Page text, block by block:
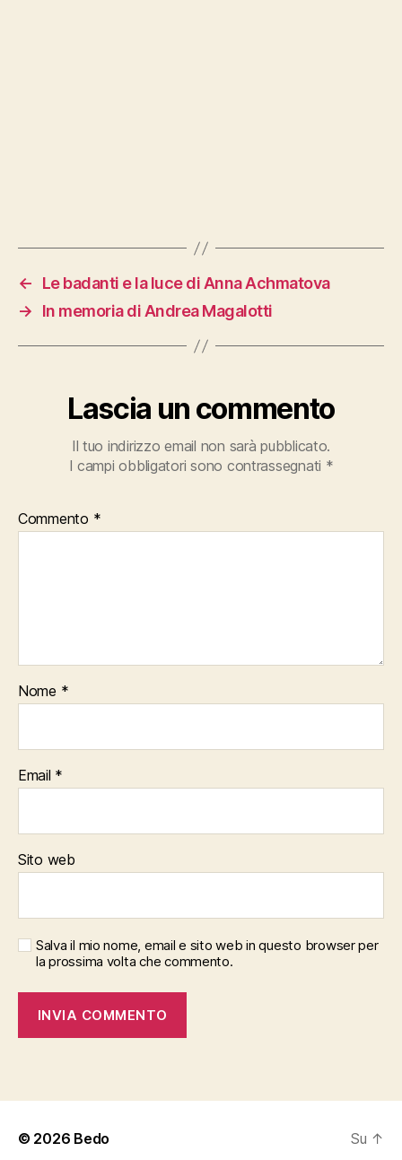
←
Le badanti e la luce di Anna Achmatova
→
In memoria di Andrea Magalotti
Lascia un commento
Il tuo indirizzo email non sarà pubblicato.
I campi obbligatori sono contrassegnati *
Commento *
Nome *
Email *
Sito web
Salva il mio nome, email e sito web in questo browser per
la prossima volta che commento.
© 2026 Bedo Su ↑